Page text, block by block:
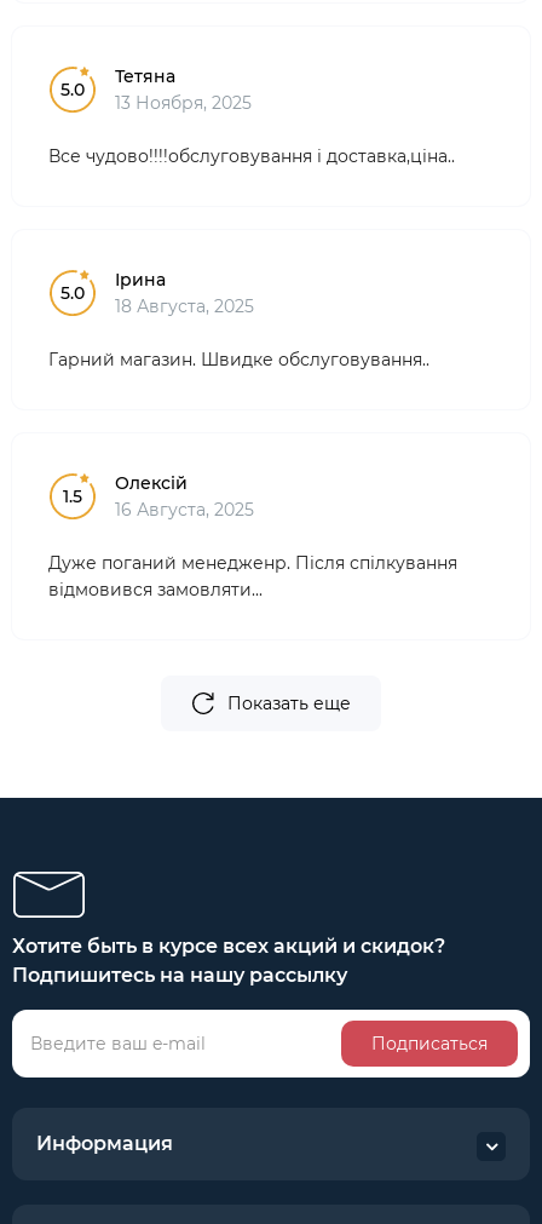
5.0
Тетяна
13 Ноября, 2025
Все чудово!!!!обслуговування і доставка,ціна..
5.0
Ірина
18 Августа, 2025
Гарний магазин. Швидке обслуговування..
1.5
Олексій
16 Августа, 2025
Дуже поганий менедженр. Після спілкування
відмовився замовляти...
Показать еще
Хотите быть в курсе всех акций и скидок?
Подпишитесь на нашу рассылку
Подписаться
Информация